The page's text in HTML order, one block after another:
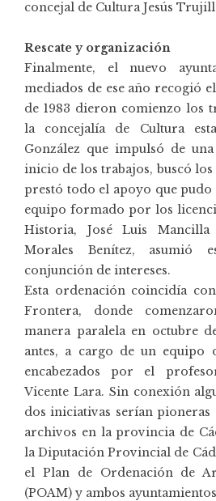
concejal de Cultura Jesús
Rescate y organización
Finalmente, el nuevo
mediados de ese año recogió
de 1983 dieron comienzo los
la concejalía de Cultura
González que impulsó de
inicio de los trabajos, buscó
prestó todo el apoyo que
equipo formado por los
Historia, José Luis
Morales Benítez, asumió
conjunción de intereses.
Esta ordenación coincidía
Frontera, donde
manera paralela en octubre
antes, a cargo de un equipo
encabezados por el
Vicente Lara. Sin conexión
dos iniciativas serían
archivos en la provincia de
la Diputación Provincial de
el Plan de Ordenación de
(POAM) y ambos